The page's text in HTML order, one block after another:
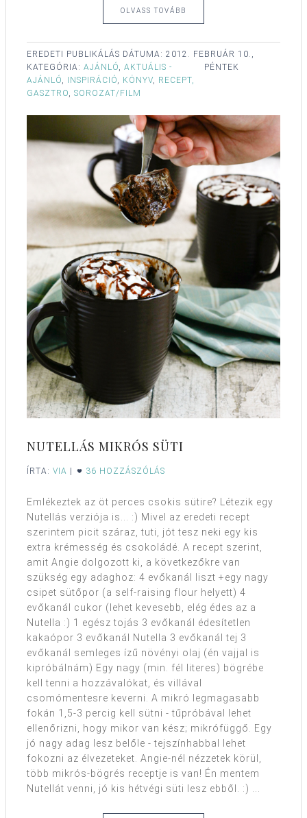
OLVASS TOVÁBB
EREDETI PUBLIKÁLÁS DÁTUMA: 2012. FEBRUÁR 10.,
PÉNTEK
KATEGÓRIA: AJÁNLÓ, AKTUÁLIS -
AJÁNLÓ, INSPIRÁCIÓ, KÖNYV, RECEPT,
GASZTRO, SOROZAT/FILM
NUTELLÁS MIKRÓS SÜTI
ÍRTA: VIA 36 HOZZÁSZÓLÁS
Emlékeztek az öt perces csokis sütire? Létezik egy
Nutellás verziója is... :) Mivel az eredeti recept
szerintem picit száraz, tuti, jót tesz neki egy kis
extra krémesség és csokoládé. A recept szerint,
amit Angie dolgozott ki, a következőkre van
szükség egy adaghoz: 4 evőkanál liszt +egy nagy
csipet sütőpor (a self-raising flour helyett) 4
evőkanál cukor (lehet kevesebb, elég édes az a
Nutella :) 1 egész tojás 3 evőkanál édesítetlen
kakaópor 3 evőkanál Nutella 3 evőkanál tej 3
evőkanál semleges ízű növényi olaj (én vajjal is
kipróbálnám) Egy nagy (min. fél literes) bögrébe
kell tenni a hozzávalókat, és villával
csomómentesre keverni. A mikró legmagasabb
fokán 1,5-3 percig kell sütni - tűpróbával lehet
ellenőrizni, hogy mikor van kész; mikrófüggő. Egy
jó nagy adag lesz belőle - tejszínhabbal lehet
fokozni az élvezeteket. Angie-nél nézzetek körül,
több mikrós-bögrés receptje is van! Én mentem
Nutellát venni, jó kis hétvégi süti lesz ebből. :) ...